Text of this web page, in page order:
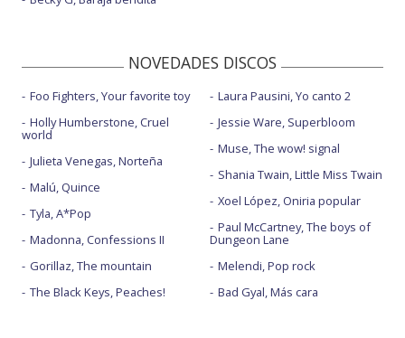
NOVEDADES DISCOS
Foo Fighters, Your favorite toy
Holly Humberstone, Cruel
world
Julieta Venegas, Norteña
Malú, Quince
Tyla, A*Pop
Madonna, Confessions II
Gorillaz, The mountain
The Black Keys, Peaches!
Laura Pausini, Yo canto 2
Jessie Ware, Superbloom
Muse, The wow! signal
Shania Twain, Little Miss Twain
Xoel López, Oniria popular
Paul McCartney, The boys of
Dungeon Lane
Melendi, Pop rock
Bad Gyal, Más cara